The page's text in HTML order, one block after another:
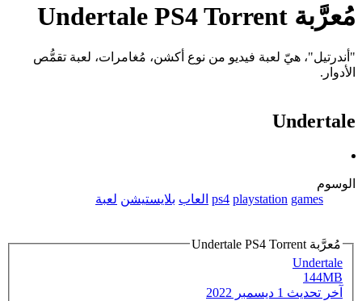
مُعرَّبة Undertale PS4 Torrent
"أندرتيل"، هيّ لعبة فيديو من نوع أكشن، مُغامرات، لعبة تقمُّص
الأدوار.
Undertale
الوسوم
games
playstation
ps4 العاب بلايستيشن لعبة
مُعرَّبة Undertale PS4 Torrent
Undertale
144MB
آخر تحديث 1 ديسمبر 2022